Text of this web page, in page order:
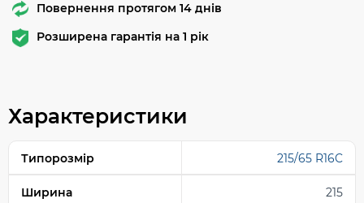
Повернення протягом 14 днів
Розширена гарантія на 1 рік
Характеристики
Типорозмір 215/65 R16C
Ширина 215